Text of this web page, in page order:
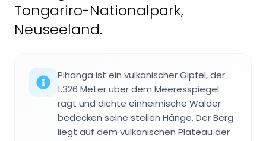
Tongariro-Nationalpark,
Neuseeland.
Pihanga ist ein vulkanischer Gipfel, der
1.326 Meter über dem Meeresspiegel
ragt und dichte einheimische Wälder
bedecken seine steilen Hänge. Der Berg
liegt auf dem vulkanischen Plateau der